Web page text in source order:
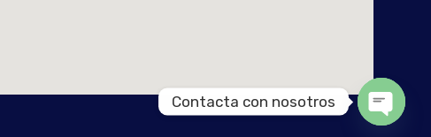
Contacta con nosotros